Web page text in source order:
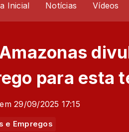
Inicial Notícias Vídeos
para esta
29/09/2025 17:15
e Empregos